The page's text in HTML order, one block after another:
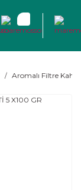
Aromalı Filtre